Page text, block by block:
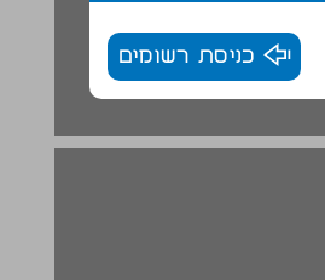
כניסת רשומים